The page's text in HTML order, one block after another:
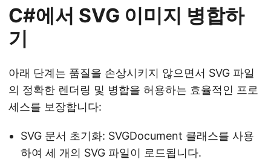
C#에서 SVG 이미지 병합하
기
아래 단계는 품질을 손상시키지 않으면서 SVG 파일
의 정확한 렌더링 및 병합을 허용하는 효율적인 프로
세스를 보장합니다:
SVG 문서 초기화: SVGDocument 클래스를 사용
하여 세 개의 SVG 파일이 로드됩니다.